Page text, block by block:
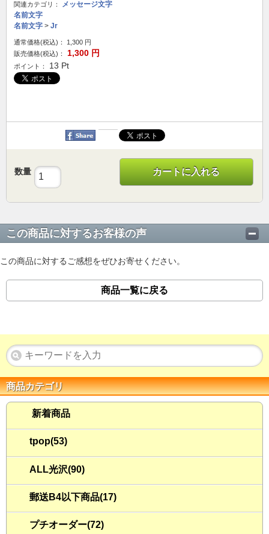
関連カテゴリ：
メッセージ文字
名前文字
名前文字 > Jr
通常価格(税込)： 1,300 円
販売価格(税込)：
1,300 円
ポイント： 13 Pt
数量 カートに入れる
この商品に対するお客様の声
この商品に対するご感想をぜひお寄せください。
商品一覧に戻る
商品カテゴリ
新着商品
tpop(53)
ALL光沢(90)
郵送B4以下商品(17)
プチオーダー(72)